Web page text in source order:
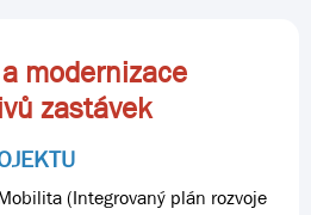
modernizace
zastávek
(Integrovaný plán rozvoje